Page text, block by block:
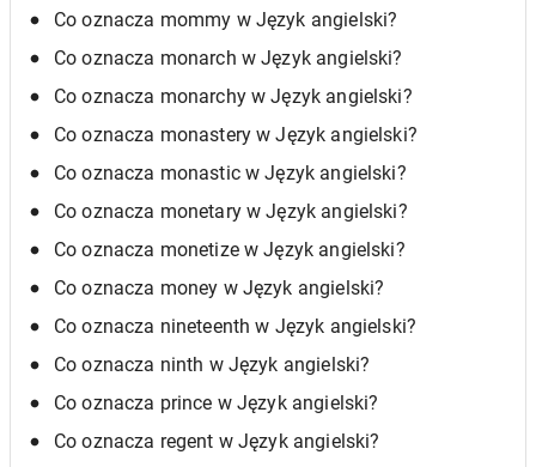
Co oznacza mommy w Język angielski?
Co oznacza monarch w Język angielski?
Co oznacza monarchy w Język angielski?
Co oznacza monastery w Język angielski?
Co oznacza monastic w Język angielski?
Co oznacza monetary w Język angielski?
Co oznacza monetize w Język angielski?
Co oznacza money w Język angielski?
Co oznacza nineteenth w Język angielski?
Co oznacza ninth w Język angielski?
Co oznacza prince w Język angielski?
Co oznacza regent w Język angielski?